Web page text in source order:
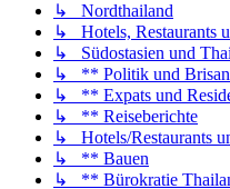
↳ Nordthailand
↳ Hotels, Restaurants
↳ Südostasien und
↳ ** Politik und
↳ ** Expats und
↳ ** Reiseberichte
↳ Hotels/Restaurants
↳ ** Bauen
↳ ** Bürokratie